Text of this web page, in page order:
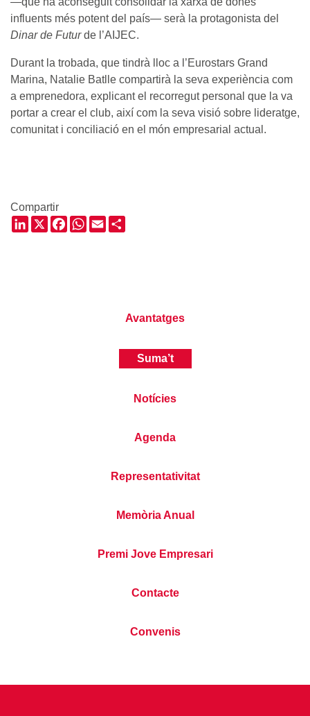
influents més potent del país— serà la protagonista del
Dinar de Futurde l’AIJEC.
Durant la trobada, que tindrà lloc a l’Eurostars Grand
Marina, Natalie Batlle compartirà la seva experiència com
a emprenedora, explicant el recorregut personal que la va
portar a crear el club, així com la seva visió sobre lideratge,
comunitat i conciliació en el món empresarial actual.
Compartir
LinkedIn
X Facebook
WhatsApp
Email
Avantatges
Suma’t
Notícies
Agenda
Representativitat
Memòria Anual
Premi Jove Empresari
Contacte
Convenis